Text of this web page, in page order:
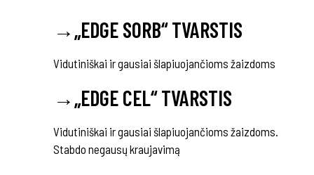
→„EDGE SORB“ TVARSTIS
Vidutiniškai ir gausiai šlapiuojančioms žaizdoms
→„EDGE CEL“ TVARSTIS
Vidutiniškai ir gausiai šlapiuojančioms žaizdoms.
Stabdo negausų kraujavimą